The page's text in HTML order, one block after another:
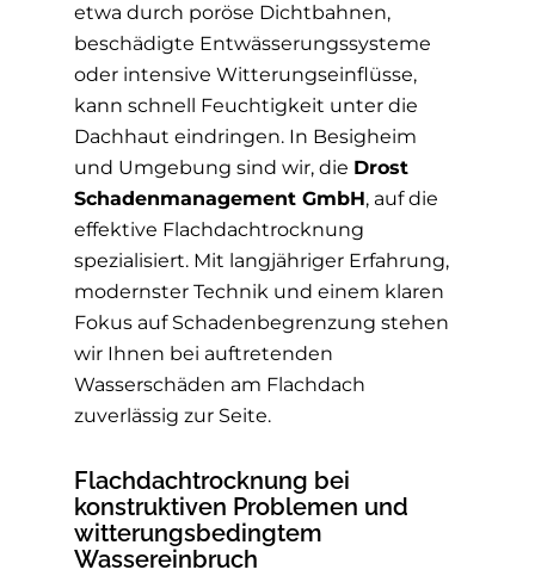
etwa durch poröse Dichtbahnen,
beschädigte Entwässerungssysteme
oder intensive Witterungseinflüsse,
kann schnell Feuchtigkeit unter die
Dachhaut eindringen. In Besigheim
und Umgebung sind wir, die Drost
Schadenmanagement GmbH, auf die
effektive Flachdachtrocknung
spezialisiert. Mit langjähriger Erfahrung,
modernster Technik und einem klaren
Fokus auf Schadenbegrenzung stehen
wir Ihnen bei auftretenden
Wasserschäden am Flachdach
zuverlässig zur Seite.
Flachdachtrocknung bei
konstruktiven Problemen und
witterungsbedingtem
Wassereinbruch